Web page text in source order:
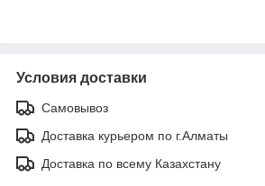
Условия доставки
Самовывоз
Доставка курьером по г.Алматы
Доставка по всему Казахстану